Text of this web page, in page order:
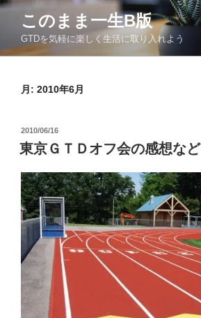
コ
ン
このまま一生Β版
GTDを気軽に楽しく生活に取り入れよう
月: 2010年6月
投
稿
日:
2010/06/16
東京ＧＴＤオフ会の感想など